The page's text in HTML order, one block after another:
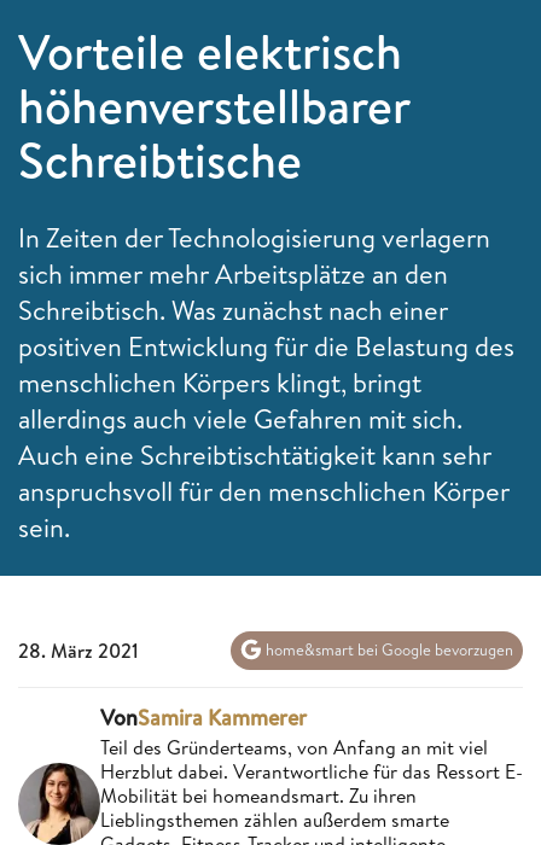
Vorteile elektrisch
höhenverstellbarer
Schreibtische
In Zeiten der Technologisierung verlagern
sich immer mehr Arbeitsplätze an den
Schreibtisch. Was zunächst nach einer
positiven Entwicklung für die Belastung des
menschlichen Körpers klingt, bringt
allerdings auch viele Gefahren mit sich.
Auch eine Schreibtischtätigkeit kann sehr
anspruchsvoll für den menschlichen Körper
sein.
28. März 2021 home&smart bei Google bevorzugen
VonSamira Kammerer
Teil des Gründerteams, von Anfang an mit viel
Herzblut dabei. Verantwortliche für das Ressort E-
Mobilität bei homeandsmart. Zu ihren
Lieblingsthemen zählen außerdem smarte